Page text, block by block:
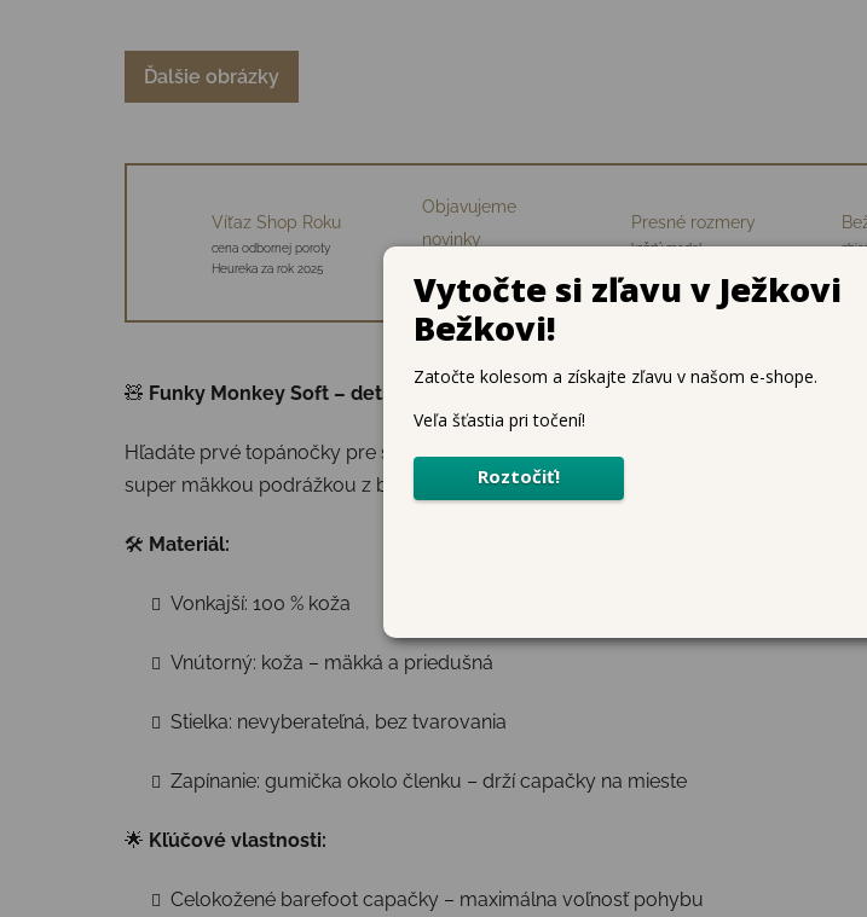
Ďalšie obrázky
Víťaz Shop Roku
cena odbornej poroty
Heureka za rok 2025
Objavujeme
novinky
značiek
Presné rozmery
každý model
🧸 Funky Monkey Soft – detské barefoot capačky z jemnej kože
Hľadáte prvé topánočky pre svoje dieťa, ktoré neobmedzia prirodzený vývoj
super mäkkou podrážkou z brúsenej kože. Ideálne do kočíka, nosiča aj na prvé
🛠 Materiál:
Vonkajší: 100 % koža
Vnútorný: koža – mäkká a priedušná
Stielka: nevyberateľná, bez tvarovania
Zapínanie: gumička okolo členku – drží capačky na mieste
🌟 Kľúčové vlastnosti:
Celokožené barefoot capačky – maximálna voľnosť pohybu